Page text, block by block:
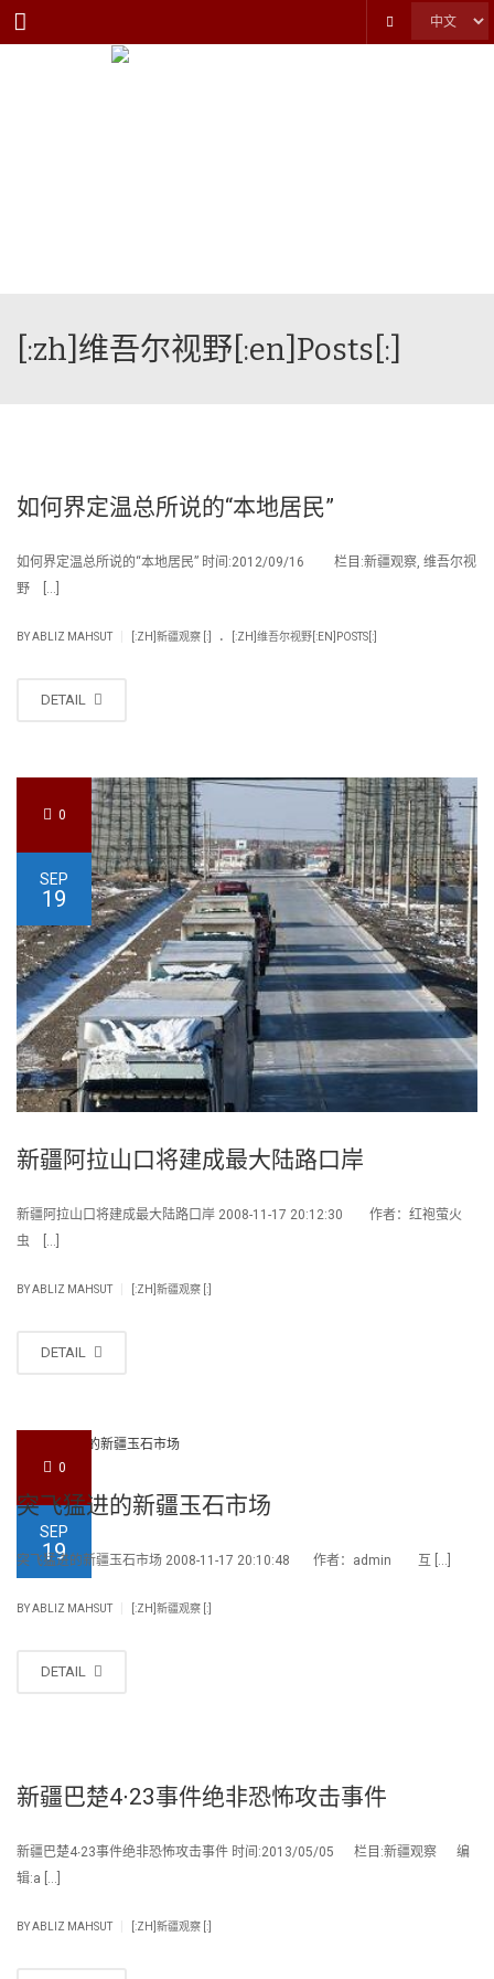
Menu
[:zh]维吾尔视野[:en]Posts[:]
如何界定温总所说的“本地居民”
如何界定温总所说的“本地居民” 时间:2012/09/16 栏目:新疆观察, 维吾尔视
野 […]
BYABLIZ MAHSUT [:ZH]新疆观察 [:] . [:ZH]维吾尔视野[:EN]POSTS[:]
DETAIL
0
SEP
19
新疆阿拉山口将建成最大陆路口岸
新疆阿拉山口将建成最大陆路口岸 2008-11-17 20:12:30 作者：红袍萤火
虫 […]
BYABLIZ MAHSUT [:ZH]新疆观察 [:]
DETAIL
0
SEP
19
突飞猛进的新疆玉石市场
突飞猛进的新疆玉石市场 2008-11-17 20:10:48 作者：admin 互 […]
BYABLIZ MAHSUT [:ZH]新疆观察 [:]
DETAIL
新疆巴楚4∙23事件绝非恐怖攻击事件
新疆巴楚4∙23事件绝非恐怖攻击事件 时间:2013/05/05 栏目:新疆观察 编
辑:a […]
BYABLIZ MAHSUT [:ZH]新疆观察 [:]